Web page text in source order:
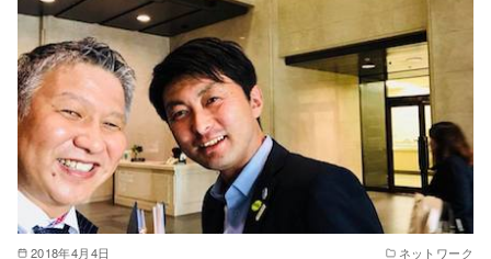
2018年4月4日 ネットワーク